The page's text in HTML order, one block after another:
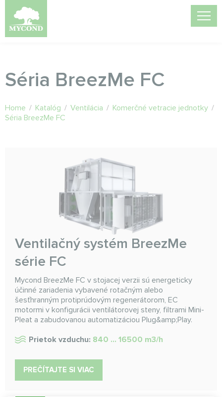
Séria BreezMe FC
Home / Katalóg / Ventilácia / Komerčné vetracie jednotky /
Séria BreezMe FC
Ventilačný systém BreezMe
série FC
Mycond BreezMe FC v stojacej verzii sú energeticky
účinné zariadenia vybavené rotačným alebo
šesťhranným protiprúdovým regenerátorom, EC
motormi v konfigurácii ventilátorovej steny, filtrami Mini-
Pleat a zabudovanou automatizáciou Plug&amp;Play.
Prietok vzduchu: 840 ... 16500 m3/h
PREČÍTAJTE SI VIAC